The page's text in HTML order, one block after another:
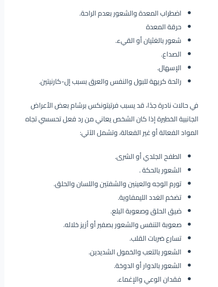
اضطراب المعدة والشعور بعدم الراحة.
حرقة المعدة
شعور بالغثيان أو القيء.
الصداع.
الإسهال.
رائحة كريهة للبول والنفس والعرق بسبب إل-كارنيتين.
في حالات نادرة جدًا، قد يسبب فرتيتونكس برشام بعض الأعراض
الجانبية الخطيرة إذا كان الشخص يعاني من رد فعل تحسسي تجاه
المواد الفعالة أو غير الفعالة، وتشمل الآتي:
الطفح الجلدي أو الشرى.
الشعور بالحكة .
تورم الوجه والعينين والشفتين واللسان والحلق.
تضخم الغدد الليمفاوية.
ضيق الحلق وصعوبة البلع.
صعوبة التنفس والشعور بصفير أو أزيز خلاله.
تسارع ضربات القلب.
الشعور بالتعب والخمول الشديدين.
الشعور بالدوار أو الدوخة.
فقدان الوعي والإغماء.